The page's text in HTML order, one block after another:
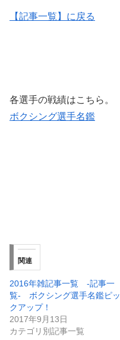
【記事一覧】に戻る
各選手の戦績はこちら。
ボクシング選手名鑑
関連
2016年雑記事一覧 -記事一
覧- ボクシング選手名鑑ピッ
クアップ！
2017年9月13日
カテゴリ別記事一覧